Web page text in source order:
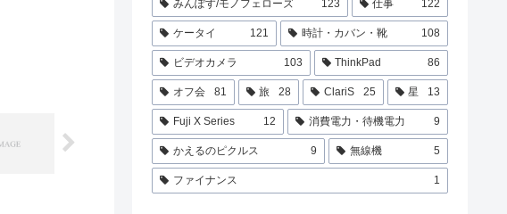
みんぽす/モノフェローズ 123 仕事 122
ケータイ 121 時計・カバン・靴 108
ビデオカメラ 103 ThinkPad 86
オフ会 81 旅 28 ClariS 25 星 13
Fuji X Series 12 消費電力・待機電力 9
かえるのピクルス 9 無線機 5
ファイナンス 1